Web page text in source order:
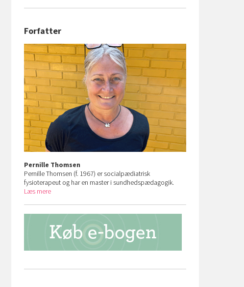
Forfatter
Pernille Thomsen
Pernille Thomsen (f. 1967) er socialpædiatrisk
fysioterapeut og har en master i sundhedspædagogik.
Læs mere